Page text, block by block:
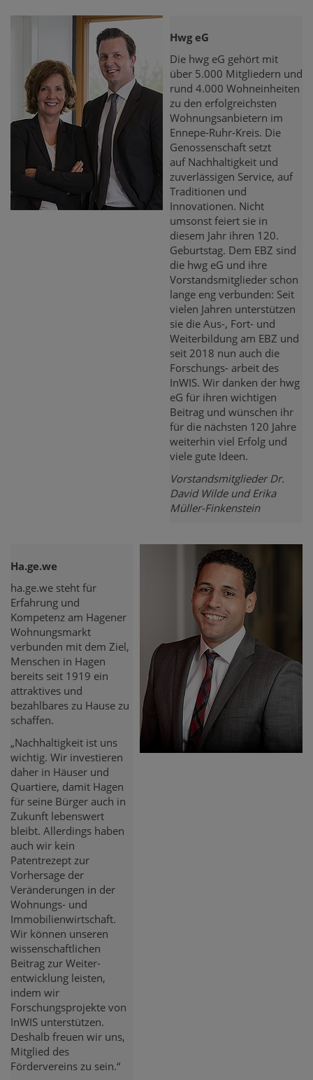
Hwg eG
Die hwg eG gehört mit
über 5.000 Mitgliedern und
rund 4.000 Wohneinheiten
zu den erfolgreichsten
Wohnungsanbietern im
Ennepe-Ruhr-Kreis. Die
Genossenschaft setzt
auf Nachhaltigkeit und
zuverlässigen Service, auf
Traditionen und
Innovationen. Nicht
umsonst feiert sie in
diesem Jahr ihren 120.
Geburtstag. Dem EBZ sind
die hwg eG und ihre
Vorstandsmitglieder schon
lange eng verbunden: Seit
vielen Jahren unterstützen
sie die Aus-, Fort- und
Weiterbildung am EBZ und
seit 2018 nun auch die
Forschungs- arbeit des
InWIS. Wir danken der hwg
eG für ihren wichtigen
Beitrag und wünschen ihr
für die nächsten 120 Jahre
weiterhin viel Erfolg und
viele gute Ideen.
Vorstandsmitglieder Dr.
David Wilde und Erika
Müller-Finkenstein
Ha.ge.we
ha.ge.we steht für
Erfahrung und
Kompetenz am Hagener
Wohnungsmarkt
verbunden mit dem Ziel,
Menschen in Hagen
bereits seit 1919 ein
attraktives und
bezahlbares zu Hause zu
schaffen.
„Nachhaltigkeit ist uns
wichtig. Wir investieren
daher in Häuser und
Quartiere, damit Hagen
für seine Bürger auch in
Zukunft lebenswert
bleibt. Allerdings haben
auch wir kein
Patentrezept zur
Vorhersage der
Veränderungen in der
Wohnungs- und
Immobilienwirtschaft.
Wir können unseren
wissenschaftlichen
Beitrag zur Weiter-
entwicklung leisten,
indem wir
Forschungsprojekte von
InWIS unterstützen.
Deshalb freuen wir uns,
Mitglied des
Fördervereins zu sein.“